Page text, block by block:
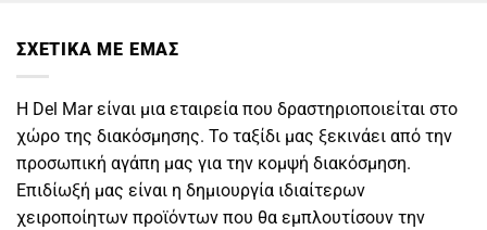
ΣΧΕΤΙΚΑ ΜΕ ΕΜΑΣ
Η Del Mar είναι μια εταιρεία που δραστηριοποιείται στο
χώρο της διακόσμησης. Το ταξίδι μας ξεκινάει από την
προσωπική αγάπη μας για την κομψή διακόσμηση.
Επιδίωξή μας είναι η δημιουργία ιδιαίτερων
χειροποίητων προϊόντων που θα εμπλουτίσουν την